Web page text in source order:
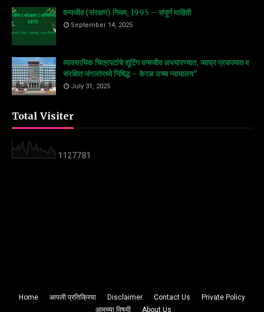
वन्यजीव (संरक्षण) नियम, 1995 – संपूर्ण माहिती
September 14, 2025
व्यावसायिक चित्रपटांचे शूटिंग वन्यजीव अभयारण्यात, व्याघ्र प्रकल्पात व
संरक्षित जंगलांमध्ये निषिद्ध – केरळ उच्च न्यायालय"
July 31, 2025
Total Visiter
1 1 27781
Home आपली प्रतिक्रिया Disclaimer Contact Us
Private Policy
आमच्या विषयी
About Us